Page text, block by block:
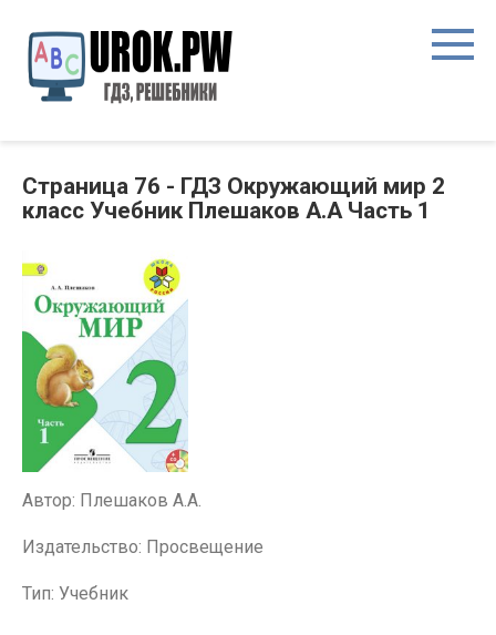
Страница 76 - ГДЗ Окружающий мир 2
класс Учебник Плешаков А.А Часть 1
Автор: Плешаков А.А.
Издательство: Просвещение
Тип: Учебник